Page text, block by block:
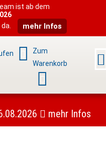
ist ab dem
mehr Infos
Zum
Warenkorb
mehr Infos